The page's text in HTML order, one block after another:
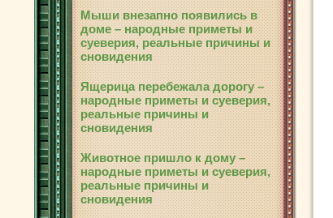
Мыши внезапно появились в
доме – народные приметы и
суеверия, реальные причины и
сновидения
Ящерица перебежала дорогу –
народные приметы и суеверия,
реальные причины и
сновидения
Животное пришло к дому –
народные приметы и суеверия,
реальные причины и
сновидения